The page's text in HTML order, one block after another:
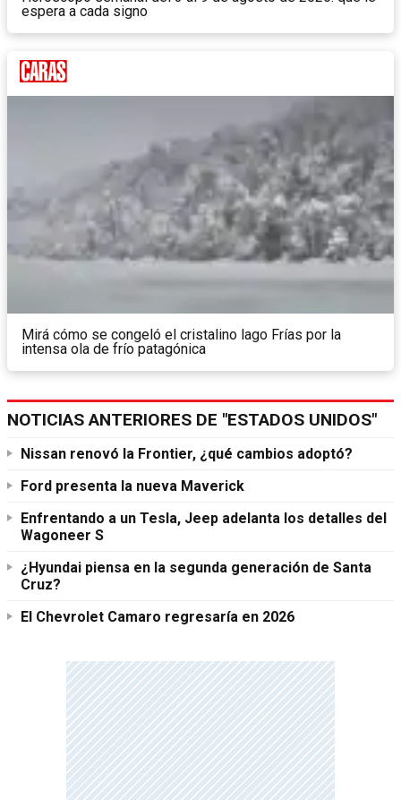
espera a cada signo
Mirá cómo se congeló el cristalino lago Frías por la
intensa ola de frío patagónica
NOTICIAS ANTERIORES DE "ESTADOS UNIDOS"
Nissan renovó la Frontier, ¿qué cambios adoptó?
Ford presenta la nueva Maverick
Enfrentando a un Tesla, Jeep adelanta los detalles del
Wagoneer S
¿Hyundai piensa en la segunda generación de Santa
Cruz?
El Chevrolet Camaro regresaría en 2026